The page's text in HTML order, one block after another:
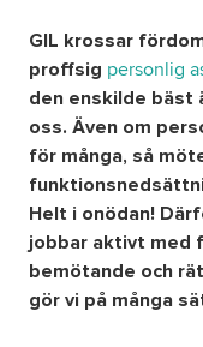
Kampanjer
Nyheter
GIL krossar
proffsig personlig
den enskilde
oss. Även om
för många, så
Helt i onödan!
jobbar aktivt med
bemötande och
gör vi på många